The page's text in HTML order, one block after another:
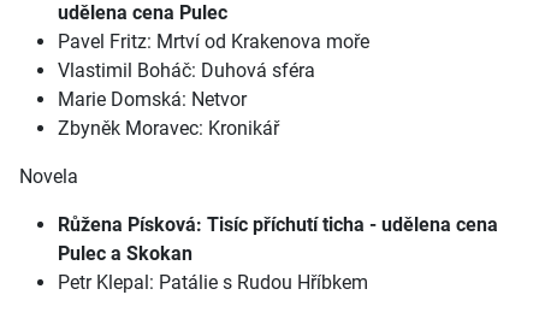
udělena cena Pulec
Pavel Fritz: Mrtví od Krakenova moře
Vlastimil Boháč: Duhová sféra
Marie Domská: Netvor
Zbyněk Moravec: Kronikář
Novela
Růžena Písková: Tisíc příchutí ticha - udělena cena
Pulec a Skokan
Petr Klepal: Patálie s Rudou Hříbkem